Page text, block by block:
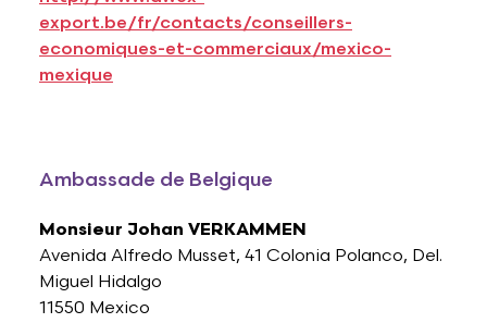
export.be/fr/contacts/conseillers-
economiques-et-commerciaux/mexico-
mexique
Ambassade de Belgique
Monsieur Johan VERKAMMEN
Avenida Alfredo Musset, 41 Colonia Polanco, Del.
Miguel Hidalgo
11550 Mexico